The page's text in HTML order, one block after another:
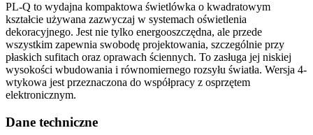
PL-Q to wydajna kompaktowa świetlówka o kwadratowym
kształcie używana zazwyczaj w systemach oświetlenia
dekoracyjnego. Jest nie tylko energooszczędna, ale przede
wszystkim zapewnia swobodę projektowania, szczególnie przy
płaskich sufitach oraz oprawach ściennych. To zasługa jej niskiej
wysokości wbudowania i równomiernego rozsyłu światła. Wersja 4-
wtykowa jest przeznaczona do współpracy z osprzętem
elektronicznym.
Dane techniczne